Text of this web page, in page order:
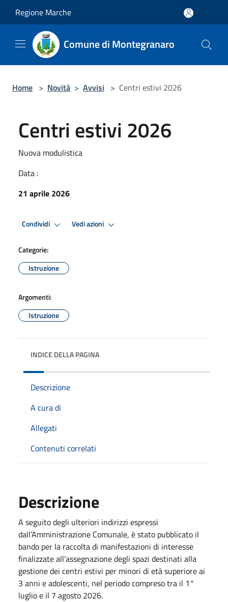
Regione Marche
Comune di Montegranaro
Home > Novità > Avvisi > Centri estivi 2026
Centri estivi 2026
Nuova modulistica
Data :
21 aprile 2026
Condividi Vedi azioni
Categorie:
Istruzione
Argomenti:
Istruzione
INDICE DELLA PAGINA
Descrizione
A cura di
Allegati
Contenuti correlati
Descrizione
A seguito degli ulteriori indirizzi espressi
dall’Amministrazione Comunale, è stato pubblicato il
bando per la raccolta di manifestazioni di interesse
finalizzate all’assegnazione degli spazi destinati alla
gestione dei centri estivi per minori di età superiore ai
3 anni e adolescenti, nel periodo compreso tra il 1°
luglio e il 7 agosto 2026.